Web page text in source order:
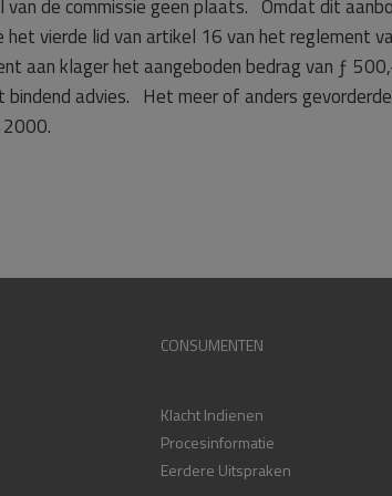
van de commissie geen plaats. Omdat dit
het vierde lid van artikel 16 van het reglement
aan klager het aangeboden bedrag van ƒ
bindend advies. Het meer of anders
2000.
CONSUMENTEN
Klacht Indienen
Procesinformatie
Eerdere Uitspraken